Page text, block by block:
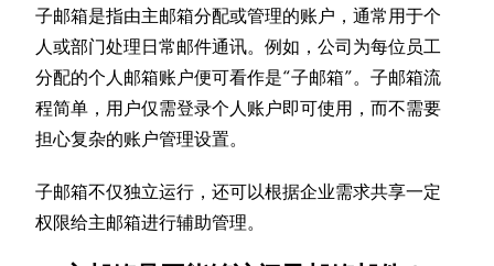
子邮箱是指由主邮箱分配或管理的账户，通常用于个
人或部门处理日常邮件通讯。例如，公司为每位员工
分配的个人邮箱账户便可看作是“子邮箱”。子邮箱流
程简单，用户仅需登录个人账户即可使用，而不需要
担心复杂的账户管理设置。
子邮箱不仅独立运行，还可以根据企业需求共享一定
权限给主邮箱进行辅助管理。